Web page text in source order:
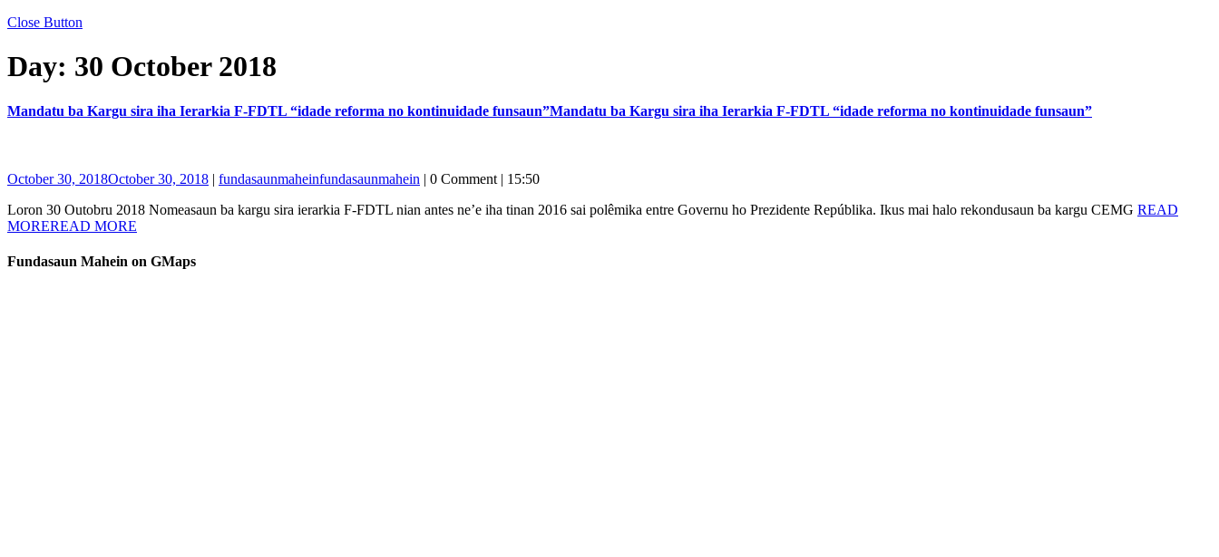
Close Button
Day: 30 October 2018
Mandatu ba Kargu sira iha Ierarkia F-FDTL “idade reforma no kontinuidade funsaun”Mandatu ba Kargu sira iha Ierarkia F-FDTL “idade reforma no kontinuidade funsaun”
October 30, 2018October 30, 2018 | fundasaunmaheinfundasaunmahein | 0 Comment | 15:50
Loron 30 Outobru 2018 Nomeasaun ba kargu sira ierarkia F-FDTL nian antes ne’e iha tinan 2016 sai polêmika entre Governu ho Prezidente Repúblika. Ikus mai halo rekondusaun ba kargu CEMG READ
MOREREAD MORE
Fundasaun Mahein on GMaps